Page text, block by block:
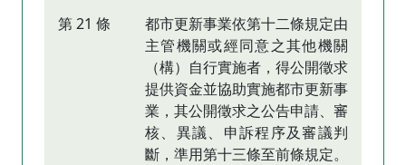
第 21 條
都市更新事業依第十二條規定由
主管機關或經同意之其他機關
（構）自行實施者，得公開徵求
提供資金並協助實施都市更新事
業，其公開徵求之公告申請、審
核、異議、申訴程序及審議判
斷，準用第十三條至前條規定。